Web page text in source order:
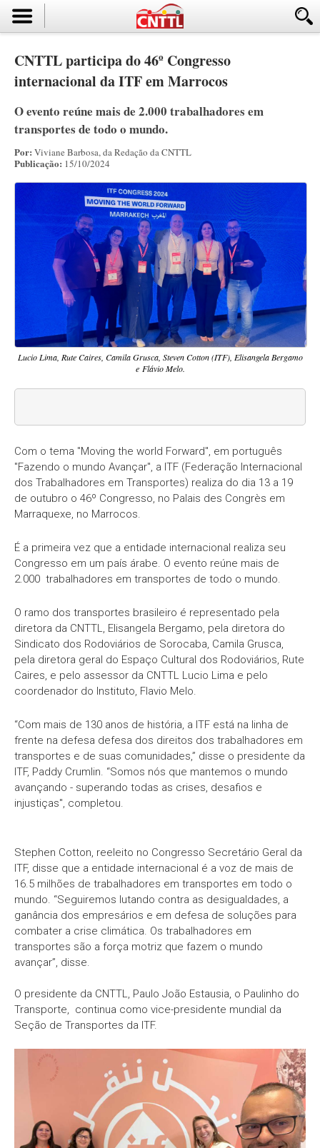
CNTTL participa do 46º Congresso
internacional da ITF em Marrocos
O evento reúne mais de 2.000 trabalhadores em
transportes de todo o mundo.
Por: Viviane Barbosa, da Redação da CNTTL
Publicação: 15/10/2024
Lucio Lima, Rute Caires, Camila Grusca, Steven Cotton (ITF), Elisangela Bergamo
e Flávio Melo.
Com o tema "Moving the world Forward", em português
"Fazendo o mundo Avançar", a ITF (Federação Internacional
dos Trabalhadores em Transportes) realiza do dia 13 a 19
de outubro o 46º Congresso, no Palais des Congrès em
Marraquexe, no Marrocos.
É a primeira vez que a entidade internacional realiza seu
Congresso em um país árabe. O evento reúne mais de
2.000 trabalhadores em transportes de todo o mundo.
O ramo dos transportes brasileiro é representado pela
diretora da CNTTL, Elisangela Bergamo, pela diretora do
Sindicato dos Rodoviários de Sorocaba, Camila Grusca,
pela diretora geral do Espaço Cultural dos Rodoviários, Rute
Caires, e pelo assessor da CNTTL Lucio Lima e pelo
coordenador do Instituto, Flavio Melo.
“Com mais de 130 anos de história, a ITF está na linha de
frente na defesa defesa dos direitos dos trabalhadores em
transportes e de suas comunidades,” disse o presidente da
ITF, Paddy Crumlin. “Somos nós que mantemos o mundo
avançando - superando todas as crises, desafios e
injustiças", completou.
Stephen Cotton, reeleito no Congresso Secretário Geral da
ITF, disse que a entidade internacional é a voz de mais de
16.5 milhões de trabalhadores em transportes em todo o
mundo. “Seguiremos lutando contra as desigualdades, a
ganância dos empresários e em defesa de soluções para
combater a crise climática. Os trabalhadores em
transportes são a força motriz que fazem o mundo
avançar”, disse.
O presidente da CNTTL, Paulo João Estausia, o Paulinho do
Transporte, continua como vice-presidente mundial da
Seção de Transportes da ITF.